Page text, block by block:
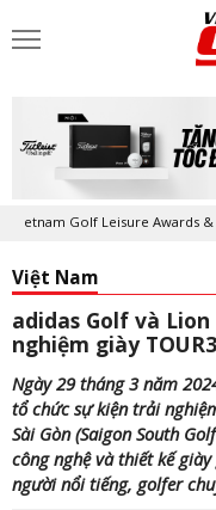
Awards & AGIF Hanoi
Việt Nam
adidas Golf và
nghiệm giày
Ngày 29 tháng 3 năm
tổ chức sự kiện trải
Sài Gòn (Saigon South
công nghệ và thiết kế
người nổi tiếng, golfer